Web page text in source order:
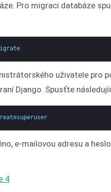
Pro migraci databáze
uživatele pro
Django. Spusťte
e-mailovou adresu a